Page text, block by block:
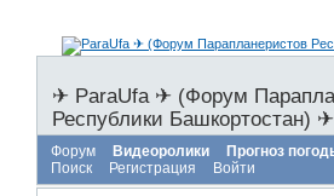
✈ ParaUfa ✈ (Форум
Республики Башкортостан) ✈
Форум Видеоролики Прогноз
Поиск
Регистрация Войти